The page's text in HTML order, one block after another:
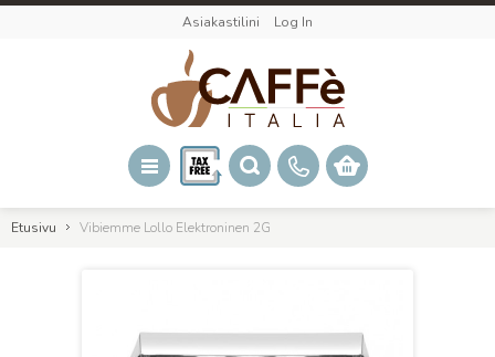
Asiakastilini Log In
Etusivu Vibiemme Lollo Elektroninen 2G